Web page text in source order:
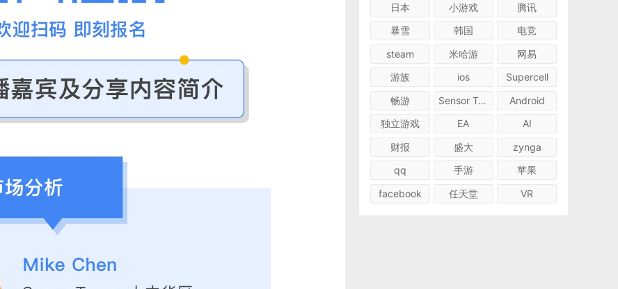
日本
小游戏
腾讯
暴雪
韩国
电竞
steam
米哈游
网易
游族
ios
Supercell
畅游
Sensor Tower
Android
独立游戏
EA
AI
财报
盛大
zynga
qq
手游
苹果
facebook
任天堂 VR